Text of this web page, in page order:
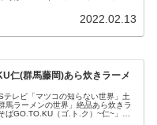
グ丼付き「歌丸」などのメニューと
場所や営業時間などの店舗情報をま
2022.02.13
仁(群馬藤岡)あら炊きラーメ
レビ「マツコの知らない世界」土
馬ラーメンの世界」絶品あら炊きラ
ばGO.TO.KU（ゴ.ト.ク）~仁~」さ